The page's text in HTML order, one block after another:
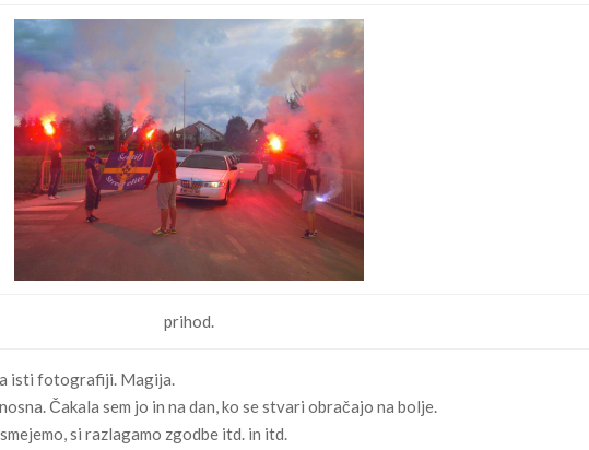
prihod.
isti fotografiji. Magija.
Čakala sem jo in na dan, ko se stvari obračajo na bolje.
si razlagamo zgodbe itd. in itd.